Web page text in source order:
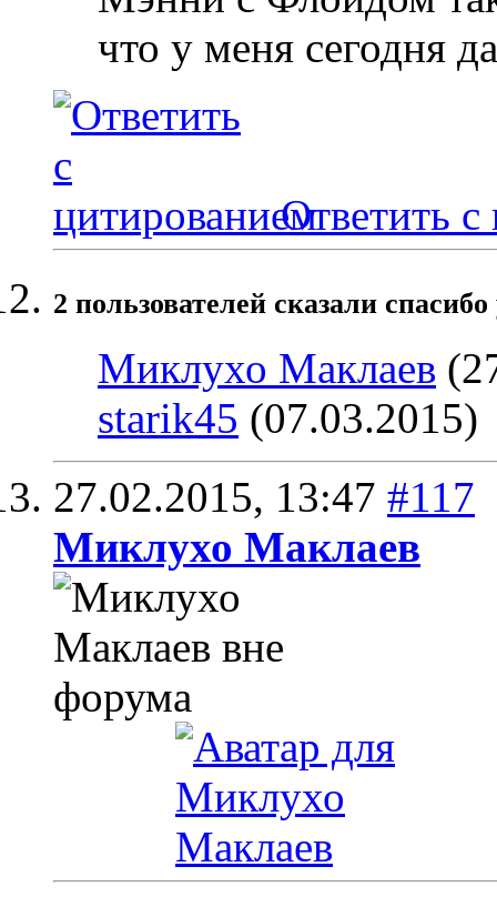
что у меня сегодня
Ответить с
2 пользователей сказали
Миклухо Маклаев
starik45 (07.03.2015)
27.02.2015, 13:47 #117
Миклухо Маклаев